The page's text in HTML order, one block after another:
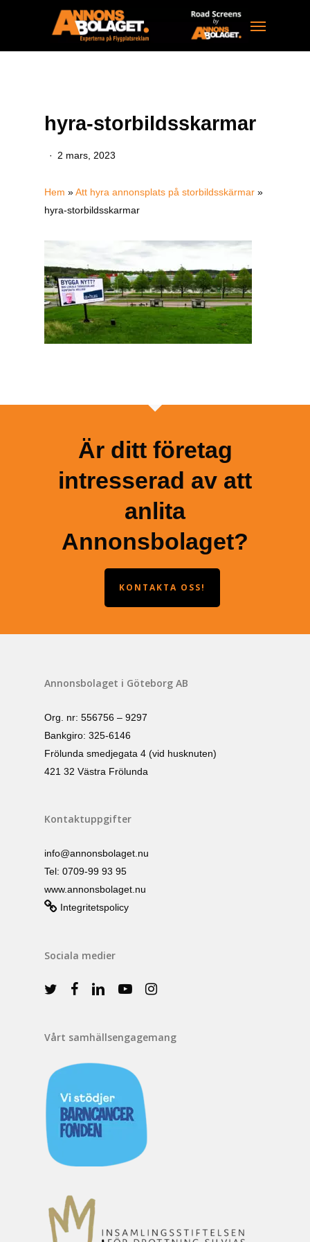
Menu
hyra-storbildsskarmar
2 mars, 2023
Hem »Att hyra annonsplats på storbildsskärmar »
hyra-storbildsskarmar
Är ditt företag
intresserad av att
anlita
Annonsbolaget?
KONTAKTA OSS!
Annonsbolaget i Göteborg AB
Org. nr: 556756 – 9297
Bankgiro: 325-6146
Frölunda smedjegata 4 (vid husknuten)
421 32 Västra Frölunda
Kontaktuppgifter
info@annonsbolaget.nu
Tel: 0709-99 93 95
www.annonsbolaget.nu
Integritetspolicy
Sociala medier
Vårt samhällsengagemang